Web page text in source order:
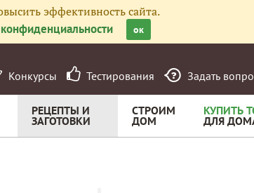
эффективность сайта.
ок
Конкурсы Тестирования Задать
РЕЦЕПТЫ И
ЗАГОТОВКИ
СТРОИМ
ДОМ
КУПИТЬ
ДЛЯ